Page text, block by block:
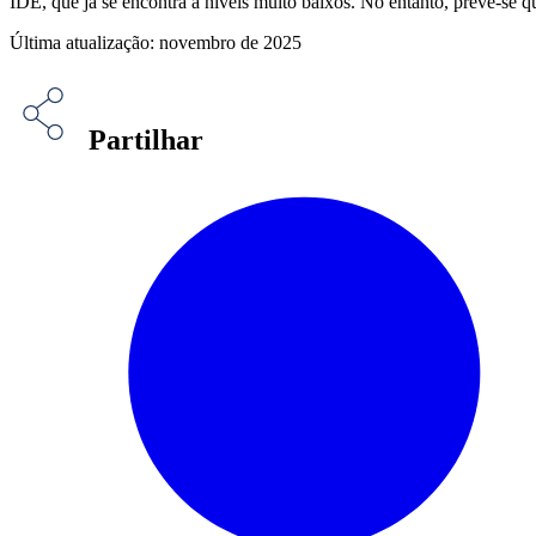
Última atualização: novembro de 2025
Partilhar